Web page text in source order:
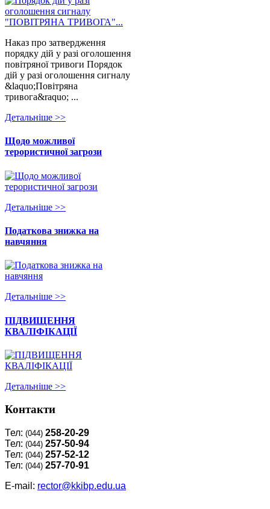
Наказ про затвердження
порядку дій у разі оголошення
повітряної тривоги Порядок
дій у разі оголошення сигналу
&laquo;Повітряна
тривога&raquo; ...
Детальнiше >>
Щодо можливої
терористичної загрози
Детальнiше >>
Податкова знижка на
навчяння
Детальнiше >>
ПІДВИЩЕННЯ
КВАЛІФІКАЦІЇ
Детальнiше >>
Контакти
Тел: (044) 258-20-29
Тел: (044) 257-50-94
Тел: (044) 257-52-12
Тел: (044) 257-70-91
E-mail: rector@kkibp.edu.ua